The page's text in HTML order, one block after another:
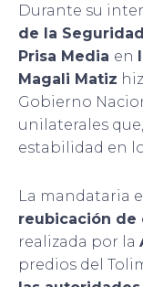
Durante su
de la
Prisa Media en
Magali Matiz
Gobierno
unilaterales
estabilidad en
La mandataria
reubicación de
realizada por la
predios del